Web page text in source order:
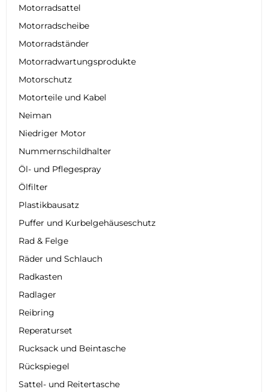
Motorradsattel
Motorradscheibe
Motorradständer
Motorradwartungsprodukte
Motorschutz
Motorteile und Kabel
Neiman
Niedriger Motor
Nummernschildhalter
Öl- und Pflegespray
Ölfilter
Plastikbausatz
Puffer und Kurbelgehäuseschutz
Rad & Felge
Räder und Schlauch
Radkasten
Radlager
Reibring
Reperaturset
Rucksack und Beintasche
Rückspiegel
Sattel- und Reitertasche